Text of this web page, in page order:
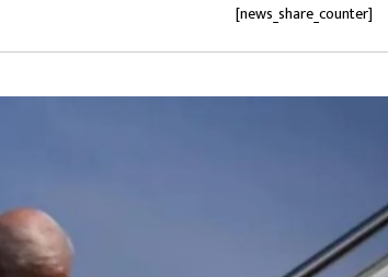
[news_share_counter]